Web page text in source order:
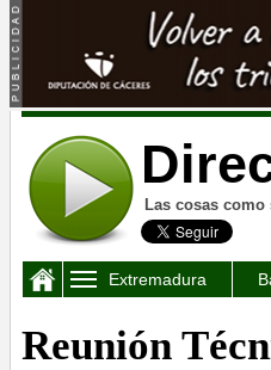
Las cosas como
Extremadura
Reunión